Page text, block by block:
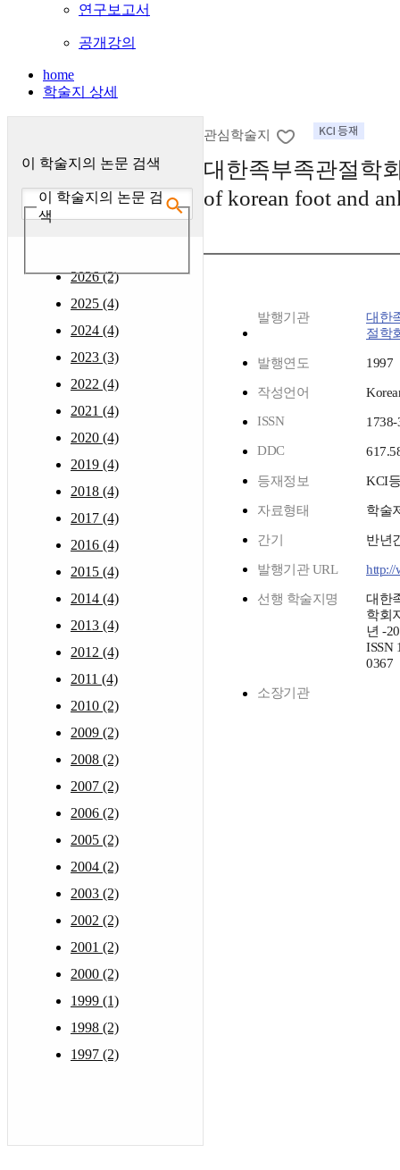
연구보고서
공개강의
home
학술지 상세
이 학술지의 논문 검색
이 학술지의 논문 검
색
2026 (2)
2025 (4)
2024 (4)
2023 (3)
2022 (4)
2021 (4)
2020 (4)
2019 (4)
2018 (4)
2017 (4)
2016 (4)
2015 (4)
2014 (4)
2013 (4)
2012 (4)
2011 (4)
2010 (2)
2009 (2)
2008 (2)
2007 (2)
2006 (2)
2005 (2)
2004 (2)
2003 (2)
2002 (2)
2001 (2)
2000 (2)
1999 (1)
1998 (2)
1997 (2)
관심학술지
대한족부족관절학
of korean foot and
발행기관
대한
절학
발행연도 1997
작성언어
ISSN
1738-
DDC
등재정보 KCI
자료형태 학술
간기 반년
발행기관 URL http://
선행 학술지명
대한
학회
년 -
ISSN
0367
소장기관